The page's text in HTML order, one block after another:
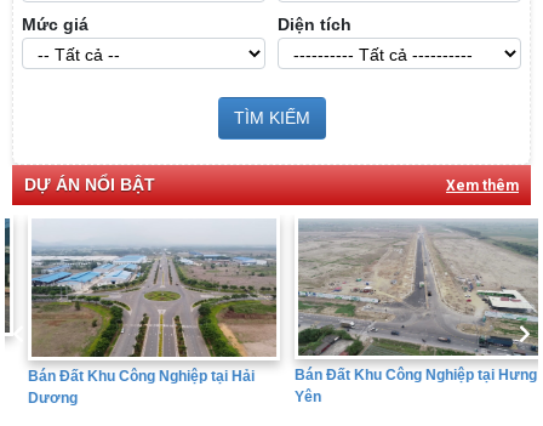
Mức giá Diện tích
TÌM KIẾM
DỰ ÁN NỔI BẬT Xem thêm
Bán Đất Khu Công Nghiệp tại Hải
Dương
Bán Đất Khu Công Nghiệp tại Hưng
Yên